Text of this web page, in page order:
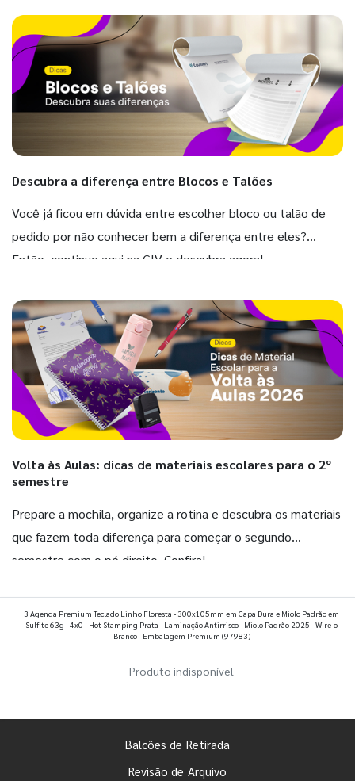
Descubra a diferença entre Blocos e Talões
Você já ficou em dúvida entre escolher bloco ou talão de
pedido por não conhecer bem a diferença entre eles?
Então, continue aqui na GIV e descubra agora!
Volta às Aulas: dicas de materiais escolares para o 2º
semestre
Prepare a mochila, organize a rotina e descubra os materiais
que fazem toda diferença para começar o segundo
semestre com o pé direito. Confira!
3 Agenda Premium Teclado Linho Floresta - 300x105mm em Capa Dura e Miolo Padrão em
Sulfite 63g - 4x0 - Hot Stamping Prata - Laminação Antirrisco - Miolo Padrão 2025 - Wire-o
Branco - Embalagem Premium (97983)
Produto indisponível
Balcões de Retirada
Revisão de Arquivo